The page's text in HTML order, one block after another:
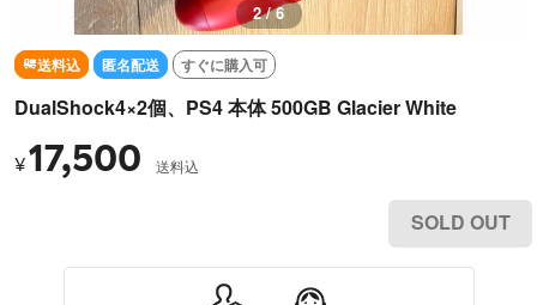
3 / 6
送料込 匿名配送 すぐに購入可
DualShock4×2個、PS4 本体 500GB Glacier White
¥17,500 送料込
SOLD OUT